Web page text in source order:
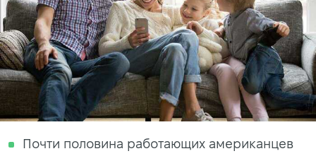
Почти половина работающих американцев